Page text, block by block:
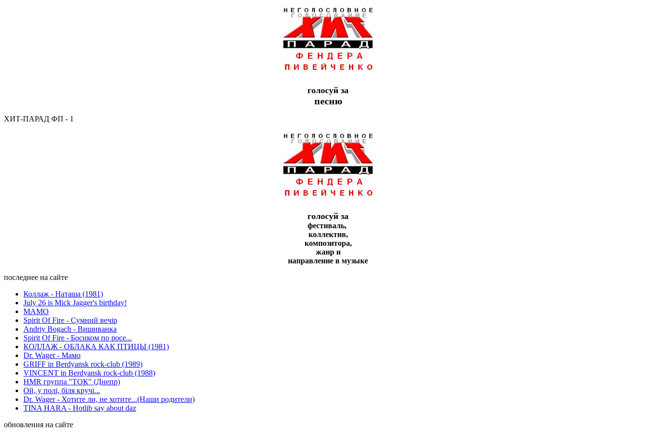
голосуй за
песню
ХИТ-ПАРАД ФП - 1
голосуй за
фестиваль,
коллeктив,
композитора,
жанр и
направление в музыке
последнее на сайте
Коллаж - Наташа (1981)
July 26 is Mick Jagger's birthday!
МАМО
Spirit Of Fire - Сумний вечір
Andriy Bogach - Вишиванка
Spirit Of Fire - Босиком по росе...
КОЛЛАЖ - ОБЛАКА КАК ПТИЦЫ (1981)
Dr. Wager - Мамо
GRIFF in Berdyansk rock-club (1989)
VINCENT in Berdyansk rock-club (1988)
HMR группа "ТОК" (Днепр)
Ой, у полі, біля кручі...
Dr. Wager - Хотите ли, не хотите...(Наши родители)
TINA HARA - Hotlib say about daz
обновления на сайте